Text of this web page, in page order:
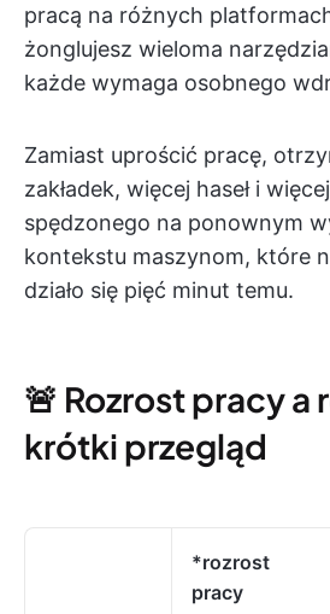
pracą na różnych
żonglujesz wieloma
każde wymaga osobnego
Zamiast uprościć pracę,
zakładek, więcej haseł i
spędzonego na ponownym
kontekstu maszynom, które
działo się pięć minut temu.
🚨 Rozrost pracy a
krótki przegląd
*rozrost
pracy